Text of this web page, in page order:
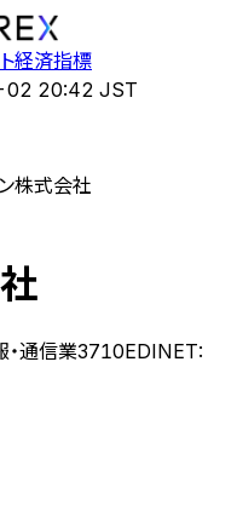
経済指標
20:42 JST
株式会社
・通信業3710EDINET: